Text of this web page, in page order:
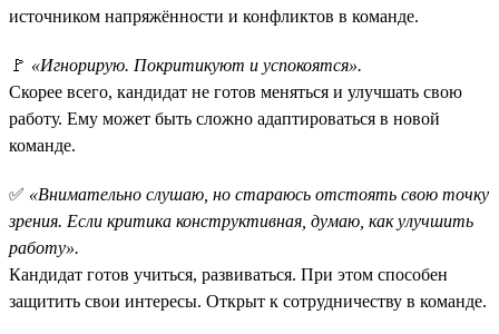
источником напряжённости и конфликтов в команде.
🚩 «Игнорирую. Покритикуют и успокоятся».
Скорее всего, кандидат не готов меняться и улучшать свою
работу. Ему может быть сложно адаптироваться в новой
команде.
✅ «Внимательно слушаю, но стараюсь отстоять свою точку
зрения. Если критика конструктивная, думаю, как улучшить
работу».
Кандидат готов учиться, развиваться. При этом способен
защитить свои интересы. Открыт к сотрудничеству в команде.